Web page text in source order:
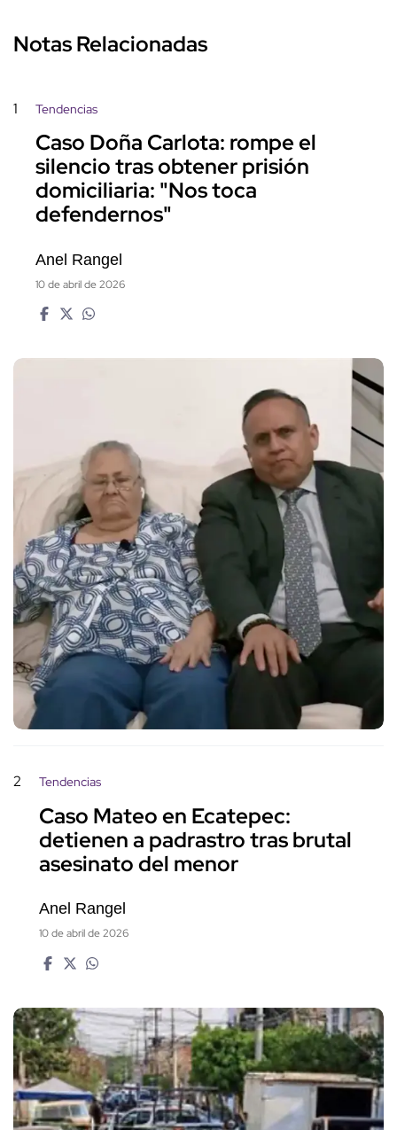
Notas Relacionadas
1 Tendencias
Caso Doña Carlota: rompe el
silencio tras obtener prisión
domiciliaria: "Nos toca
defendernos"
Anel Rangel
10 de abril de 2026
2 Tendencias
Caso Mateo en Ecatepec:
detienen a padrastro tras brutal
asesinato del menor
Anel Rangel
10 de abril de 2026